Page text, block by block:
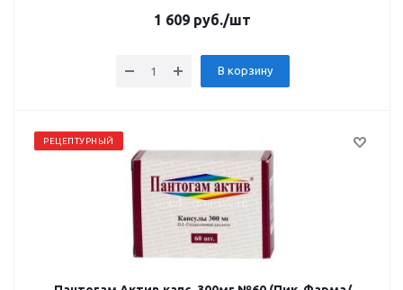
1 609 руб./шт
В корзину
РЕЦЕПТУРНЫЙ